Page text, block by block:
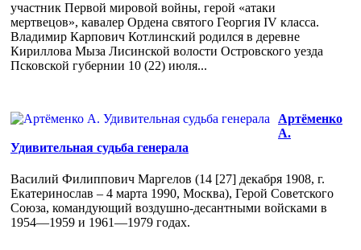
участник Первой мировой войны, герой «атаки
мертвецов», кавалер Ордена святого Георгия IV класса.
Владимир Карпович Котлинский родился в деревне
Кириллова Мыза Лисинской волости Островского уезда
Псковской губернии 10 (22) июля...
Артёменко
А.
Удивительная судьба генерала
Василий Филиппович Маргелов (14 [27] декабря 1908, г.
Екатеринослав – 4 марта 1990, Москва), Герой Советского
Союза, командующий воздушно-десантными войсками в
1954—1959 и 1961—1979 годах.